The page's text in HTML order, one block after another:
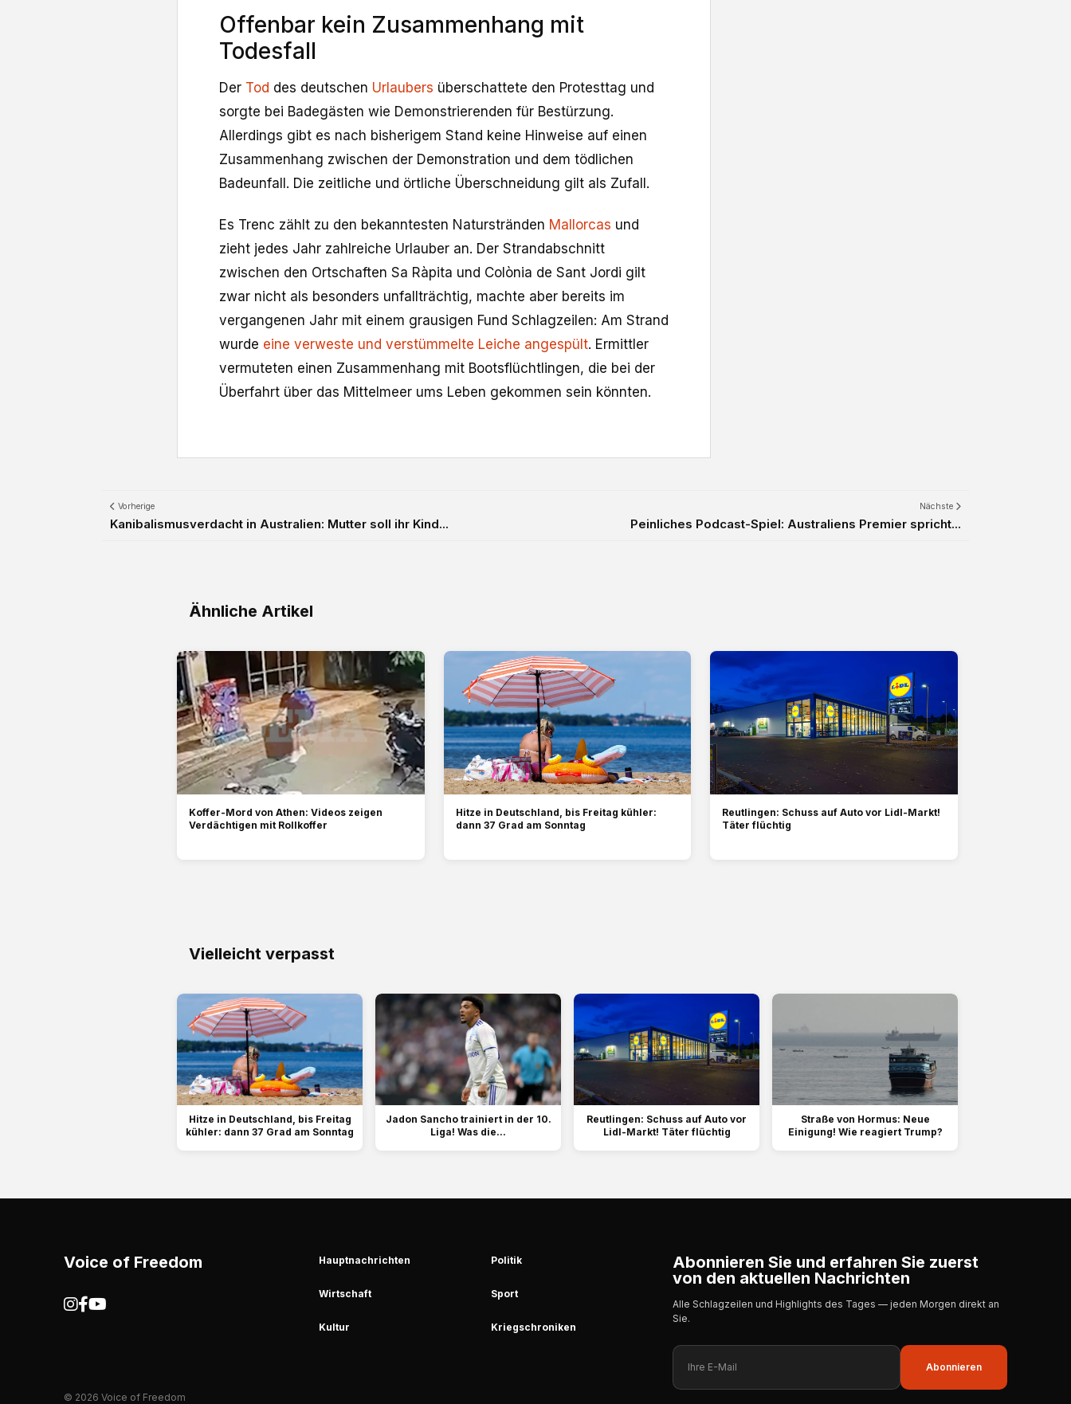
Offenbar kein Zusammenhang mit
Todesfall
Der Tod des deutschen Urlaubers überschattete den Protesttag und
sorgte bei Badegästen wie Demonstrierenden für Bestürzung.
Allerdings gibt es nach bisherigem Stand keine Hinweise auf einen
Zusammenhang zwischen der Demonstration und dem tödlichen
Badeunfall. Die zeitliche und örtliche Überschneidung gilt als Zufall.
Es Trenc zählt zu den bekanntesten Naturstränden Mallorcas und
zieht jedes Jahr zahlreiche Urlauber an. Der Strandabschnitt
zwischen den Ortschaften Sa Ràpita und Colònia de Sant Jordi gilt
zwar nicht als besonders unfallträchtig, machte aber bereits im
vergangenen Jahr mit einem grausigen Fund Schlagzeilen: Am Strand
wurde eine verweste und verstümmelte Leiche angespült. Ermittler
vermuteten einen Zusammenhang mit Bootsflüchtlingen, die bei der
Überfahrt über das Mittelmeer ums Leben gekommen sein könnten.
Vorherige
Kanibalismusverdacht in Australien: Mutter soll ihr Kind...
Nächste
Peinliches Podcast-Spiel: Australiens Premier spricht...
Ähnliche Artikel
Koffer-Mord von Athen: Videos zeigen
Verdächtigen mit Rollkoffer
Hitze in Deutschland, bis Freitag kühler:
dann 37 Grad am Sonntag
Reutlingen: Schuss auf Auto vor Lidl-Markt!
Täter flüchtig
Vielleicht verpasst
Hitze in Deutschland, bis Freitag
kühler: dann 37 Grad am Sonntag
Jadon Sancho trainiert in der 10.
Liga! Was die...
Reutlingen: Schuss auf Auto vor
Lidl-Markt! Täter flüchtig
Straße von Hormus: Neue
Einigung! Wie reagiert Trump?
Voice of Freedom Hauptnachrichten Politik
Wirtschaft Sport
Kultur Kriegschroniken
Abonnieren Sie und erfahren Sie zuerst
von den aktuellen Nachrichten
Alle Schlagzeilen und Highlights des Tages — jeden Morgen direkt an
Sie.
Abonnieren
© 2026 Voice of Freedom